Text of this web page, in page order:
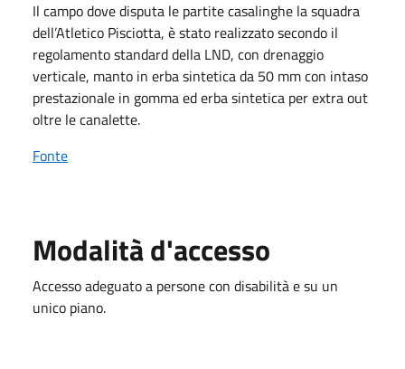
Il campo dove disputa le partite casalinghe la squadra
dell’Atletico Pisciotta, è stato realizzato secondo il
regolamento standard della LND, con drenaggio
verticale, manto in erba sintetica da 50 mm con intaso
prestazionale in gomma ed erba sintetica per extra out
oltre le canalette.
Fonte
Modalità d'accesso
Accesso adeguato a persone con disabilità e su un
unico piano.